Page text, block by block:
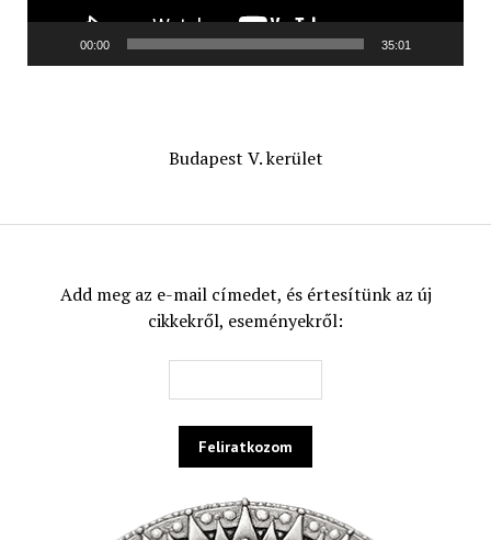
00:00 35:01
Budapest V. kerület
Add meg az e-mail címedet, és értesítünk az új
cikkekről, eseményekről: